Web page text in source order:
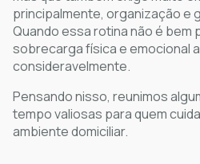
principalmente, organização e
Quando essa rotina não é bem
sobrecarga física e emocional
consideravelmente.
Pensando nisso, reunimos
tempo valiosas para quem
ambiente domiciliar.